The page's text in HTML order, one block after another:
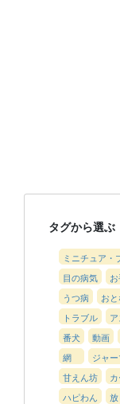
タグから選ぶ
ミニチュア・
目の病気
うつ病
お
トラブル
番犬
動画
網
ジャ
甘えん坊
ハピわん